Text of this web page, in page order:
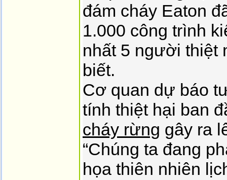
đám cháy Eaton
1.000 công trình
nhất 5 người thiệt
biết.
Cơ quan dự báo
tính thiệt hại ban
cháy rừng gây ra
“Chúng ta đang
họa thiên nhiên